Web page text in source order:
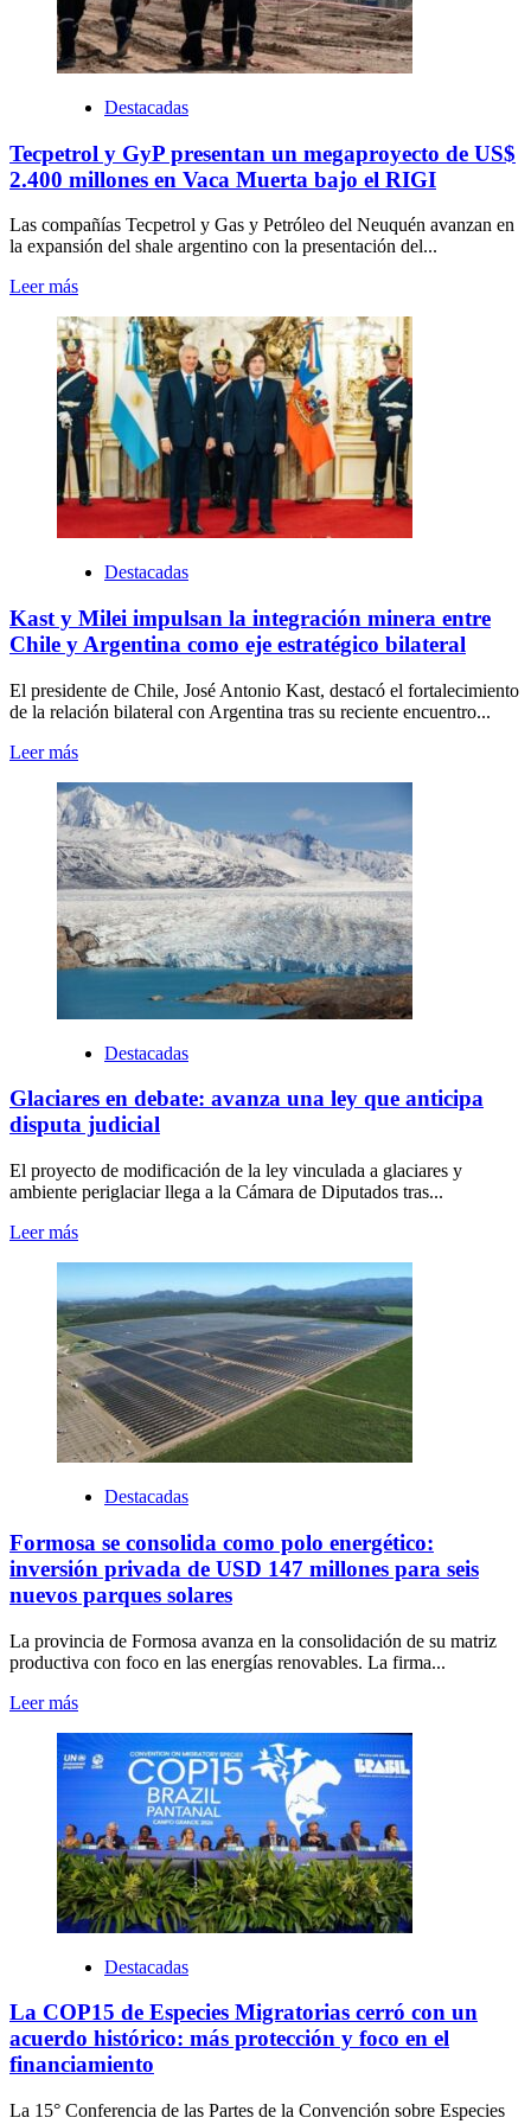
Destacadas
Tecpetrol y GyP presentan un megaproyecto de US$
2.400 millones en Vaca Muerta bajo el RIGI
Las compañías Tecpetrol y Gas y Petróleo del Neuquén avanzan en
la expansión del shale argentino con la presentación del...
Leer más
Destacadas
Kast y Milei impulsan la integración minera entre
Chile y Argentina como eje estratégico bilateral
El presidente de Chile, José Antonio Kast, destacó el fortalecimiento
de la relación bilateral con Argentina tras su reciente encuentro...
Leer más
Destacadas
Glaciares en debate: avanza una ley que anticipa
disputa judicial
El proyecto de modificación de la ley vinculada a glaciares y
ambiente periglaciar llega a la Cámara de Diputados tras...
Leer más
Destacadas
Formosa se consolida como polo energético:
inversión privada de USD 147 millones para seis
nuevos parques solares
La provincia de Formosa avanza en la consolidación de su matriz
productiva con foco en las energías renovables. La firma...
Leer más
Destacadas
La COP15 de Especies Migratorias cerró con un
acuerdo histórico: más protección y foco en el
financiamiento
La 15° Conferencia de las Partes de la Convención sobre Especies